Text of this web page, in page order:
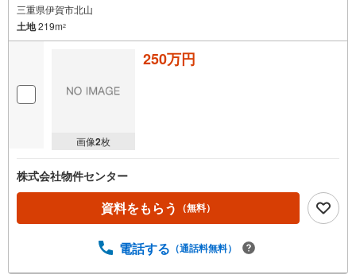
三重県伊賀市北山
土地219m2
画像2枚
250万円
株式会社物件センター
資料をもらう （無料）
電話する （通話料無料）